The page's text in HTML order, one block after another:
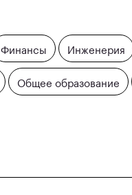
Финансы Инженерия
Общее образование